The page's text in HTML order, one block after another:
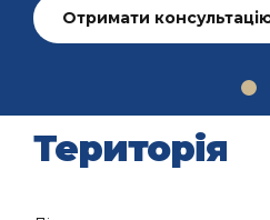
Отримати
Територія